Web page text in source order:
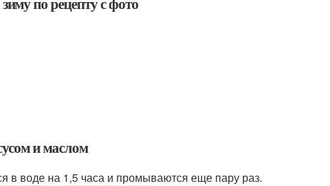
и маслом
в воде на 1,5 часа и промываются еще пару раз.